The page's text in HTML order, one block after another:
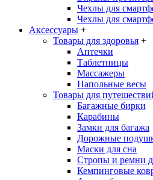
Чехлы для
Чехлы для
Аксессуары +
Товары для здоровья +
Аптечки
Таблетницы
Массажеры
Напольные весы
Товары для
Багажные бирки
Карабины
Замки для багажа
Дорожные
Маски для сна
Стропы и ремни
Кемпинговые